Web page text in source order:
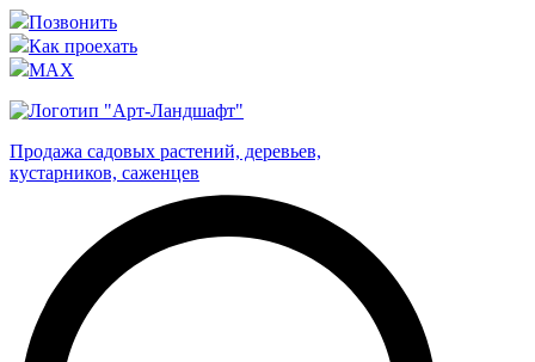
Позвонить
Как проехать
MAX
Продажа садовых растений, деревьев,
кустарников, саженцев